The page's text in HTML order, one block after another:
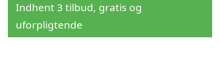
Indhent 3 tilbud, gratis og
uforpligtende